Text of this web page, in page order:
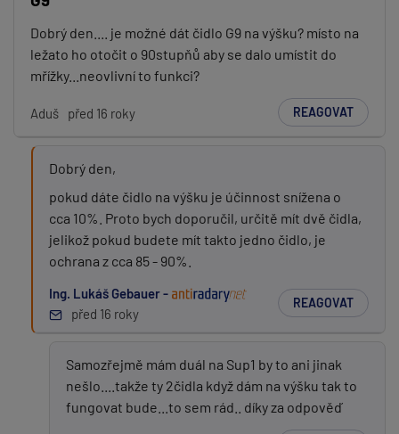
Dobrý den.... je možné dát čidlo G9 na výšku? místo na
ležato ho otočit o 90stupňů aby se dalo umístit do
mřížky...neovlivní to funkci?
Aduš před 16 roky REAGOVAT
Dobrý den,
pokud dáte čidlo na výšku je účinnost snížena o
cca 10%. Proto bych doporučil, určitě mít dvě čidla,
jelikož pokud budete mít takto jedno čidlo, je
ochrana z cca 85 - 90%.
Ing. Lukáš Gebauer -
před 16 roky
REAGOVAT
Samozřejmě mám duál na Sup1 by to ani jinak
nešlo....takže ty 2čidla když dám na výšku tak to
fungovat bude...to sem rád.. díky za odpověď